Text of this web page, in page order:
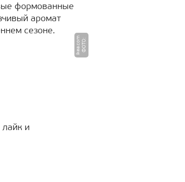
формованные
аромат
сезоне.
Ф
О
Т
О
:
i
k
e
a.
c
o
m
и